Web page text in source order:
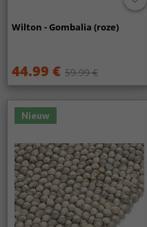
Wilton - Gombalia (roze)
44.99 € 59.99 €
Nieuw